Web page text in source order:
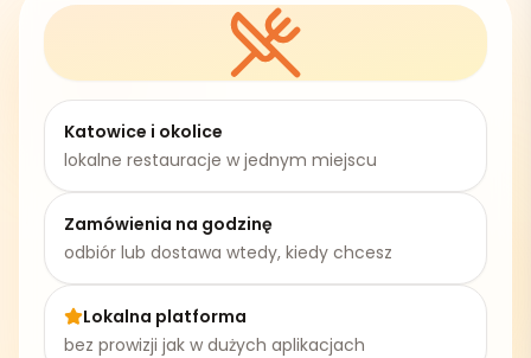
Katowice i okolice
lokalne restauracje w jednym miejscu
Zamówienia na godzinę
odbiór lub dostawa wtedy, kiedy chcesz
Lokalna platforma
bez prowizji jak w dużych aplikacjach